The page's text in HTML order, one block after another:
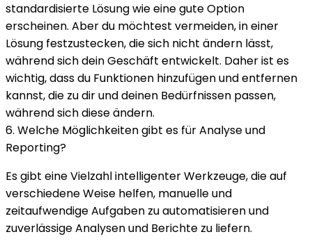
standardisierte Lösung wie eine gute Option
erscheinen. Aber du möchtest vermeiden, in einer
Lösung festzustecken, die sich nicht ändern lässt,
während sich dein Geschäft entwickelt. Daher ist es
wichtig, dass du Funktionen hinzufügen und entfernen
kannst, die zu dir und deinen Bedürfnissen passen,
während sich diese ändern.
6. Welche Möglichkeiten gibt es für Analyse und
Reporting?
Es gibt eine Vielzahl intelligenter Werkzeuge, die auf
verschiedene Weise helfen, manuelle und
zeitaufwendige Aufgaben zu automatisieren und
zuverlässige Analysen und Berichte zu liefern.